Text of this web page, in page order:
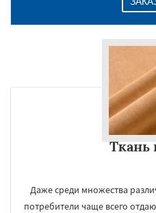
Ткань
Даже среди множества
потребители чаще всего